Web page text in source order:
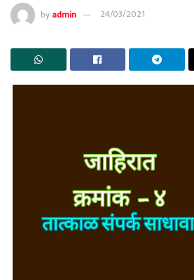
byadmin 24/03/2021